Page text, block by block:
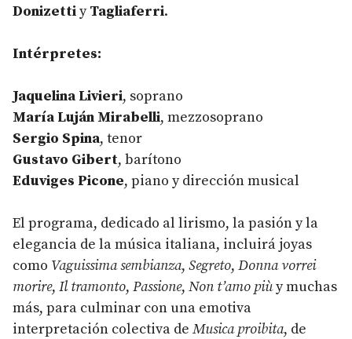
DonizettiyTagliaferri.
Intérpretes:
Jaquelina Livieri, soprano
María Luján Mirabelli, mezzosoprano
Sergio Spina, tenor
Gustavo Gibert, barítono
Eduviges Picone, piano y dirección musical
El programa, dedicado al lirismo, la pasión y la
elegancia de la música italiana, incluirá joyas
como Vaguissima sembianza, Segreto, Donna vorrei
morire, Il tramonto, Passione, Non t’amo piùy muchas
más, para culminar con una emotiva
interpretación colectiva de Musica proibita, de